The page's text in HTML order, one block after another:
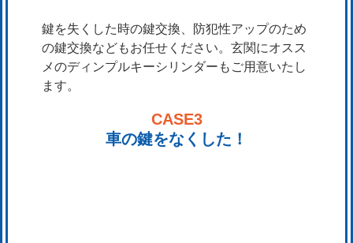
鍵を失くした時の鍵交換、防犯性アップのため
の鍵交換などもお任せください。玄関にオスス
メのディンプルキーシリンダーもご用意いたし
ます。
CASE3
車の鍵をなくした！